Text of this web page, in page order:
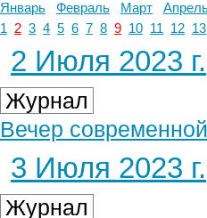
Январь Февраль Март
1
2 3 4 5 6 7 8 9 10 11 12 13
2 Июля 2023 г.
Журнал
Вечер
3 Июля 2023 г.
Журнал